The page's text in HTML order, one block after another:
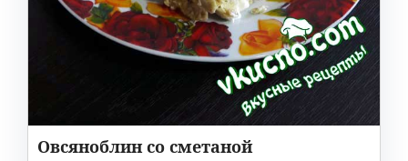
Овсяноблин со сметаной